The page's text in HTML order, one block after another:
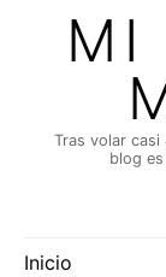
MI
Tras volar casi
blog
Inicio